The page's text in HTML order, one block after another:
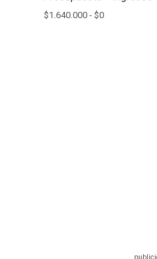
$1.640.000 - $0